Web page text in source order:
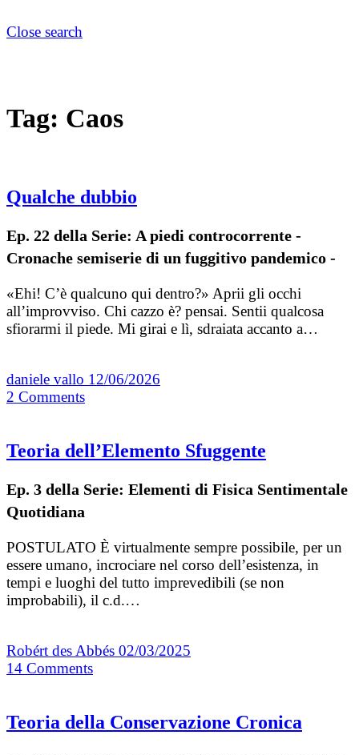
Close search
Tag: Caos
Qualche dubbio
Ep. 22 della Serie: A piedi controcorrente -
Cronache semiserie di un fuggitivo pandemico -
«Ehi! C’è qualcuno qui dentro?» Aprii gli occhi
all’improvviso. Chi cazzo è? pensai. Sentii qualcosa
sfiorarmi il piede. Mi girai e lì, sdraiata accanto a…
daniele vallo 12/06/2026
2 Comments
Teoria dell’Elemento Sfuggente
Ep. 3 della Serie: Elementi di Fisica Sentimentale
Quotidiana
POSTULATO È virtualmente sempre possibile, per un
essere umano, incrociare nel corso dell’esistenza, in
tempi e luoghi del tutto imprevedibili (se non
improbabili), il c.d.…
Robért des Abbés 02/03/2025
14 Comments
Teoria della Conservazione Cronica